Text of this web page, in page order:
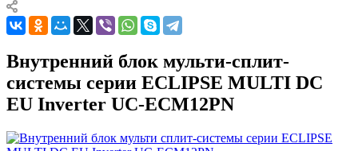
Внутренний блок мульти-сплит-
системы серии ECLIPSE MULTI DC
EU Inverter UC-ECM12PN